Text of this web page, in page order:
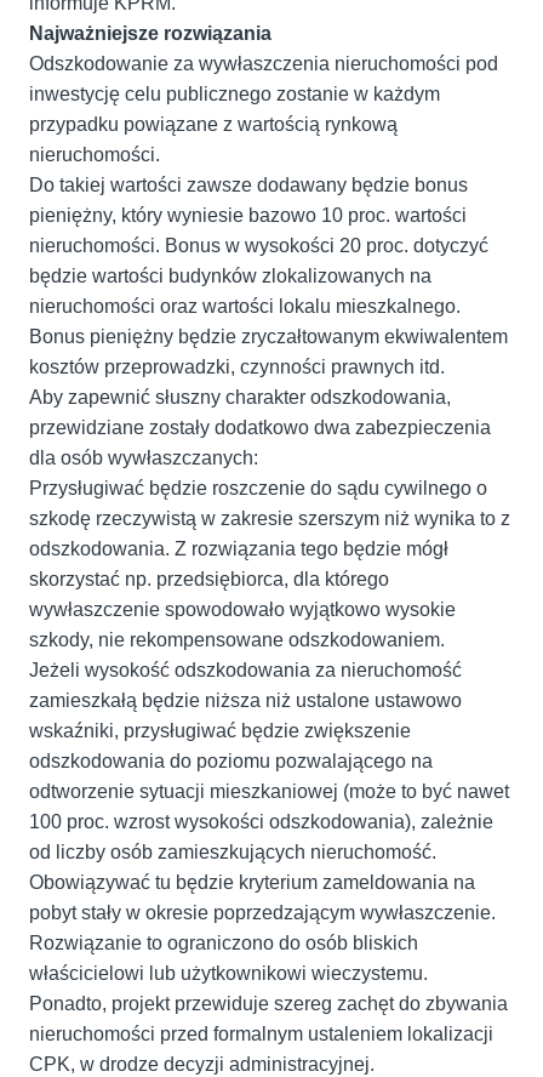
Najważniejsze rozwiązania
Odszkodowanie za wywłaszczenia nieruchomości pod
inwestycję celu publicznego zostanie w każdym
przypadku powiązane z wartością rynkową
nieruchomości.
Do takiej wartości zawsze dodawany będzie bonus
pieniężny, który wyniesie bazowo 10 proc. wartości
nieruchomości. Bonus w wysokości 20 proc. dotyczyć
będzie wartości budynków zlokalizowanych na
nieruchomości oraz wartości lokalu mieszkalnego.
Bonus pieniężny będzie zryczałtowanym ekwiwalentem
kosztów przeprowadzki, czynności prawnych itd.
Aby zapewnić słuszny charakter odszkodowania,
przewidziane zostały dodatkowo dwa zabezpieczenia
dla osób wywłaszczanych:
Przysługiwać będzie roszczenie do sądu cywilnego o
szkodę rzeczywistą w zakresie szerszym niż wynika to z
odszkodowania. Z rozwiązania tego będzie mógł
skorzystać np. przedsiębiorca, dla którego
wywłaszczenie spowodowało wyjątkowo wysokie
szkody, nie rekompensowane odszkodowaniem.
Jeżeli wysokość odszkodowania za nieruchomość
zamieszkałą będzie niższa niż ustalone ustawowo
wskaźniki, przysługiwać będzie zwiększenie
odszkodowania do poziomu pozwalającego na
odtworzenie sytuacji mieszkaniowej (może to być nawet
100 proc. wzrost wysokości odszkodowania), zależnie
od liczby osób zamieszkujących nieruchomość.
Obowiązywać tu będzie kryterium zameldowania na
pobyt stały w okresie poprzedzającym wywłaszczenie.
Rozwiązanie to ograniczono do osób bliskich
właścicielowi lub użytkownikowi wieczystemu.
Ponadto, projekt przewiduje szereg zachęt do zbywania
nieruchomości przed formalnym ustaleniem lokalizacji
CPK, w drodze decyzji administracyjnej.